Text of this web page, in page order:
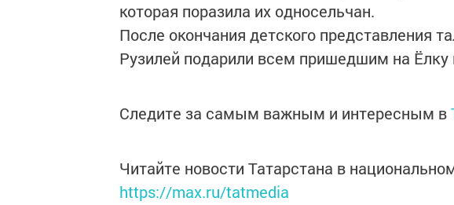
которая поразила их односельчан.
После окончания детского представления
Рузилей подарили всем пришедшим на
Следите за самым важным и интересным в
Читайте новости Татарстана в
https://max.ru/tatmedia